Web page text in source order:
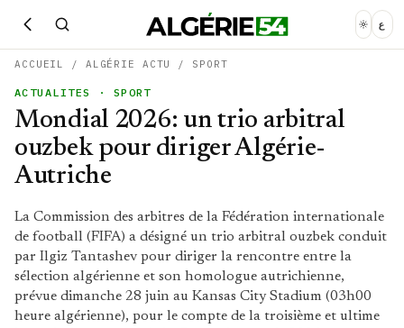
ع
ACCUEIL / ALGÉRIE ACTU / SPORT
ACTUALITES · SPORT
Mondial 2026: un trio arbitral
ouzbek pour diriger Algérie-
Autriche
La Commission des arbitres de la Fédération internationale
de football (FIFA) a désigné un trio arbitral ouzbek conduit
par Ilgiz Tantashev pour diriger la rencontre entre la
sélection algérienne et son homologue autrichienne,
prévue dimanche 28 juin au Kansas City Stadium (03h00
heure algérienne), pour le compte de la troisième et ultime